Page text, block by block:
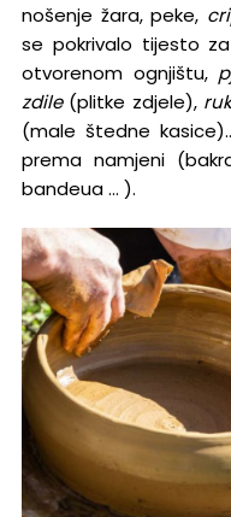
nošenje žara, peke,
se pokrivalo tijesto
otvorenom ognjištu,
zdile(plitke zdjele),
(male štedne
prema namjeni
bandeua ... ).